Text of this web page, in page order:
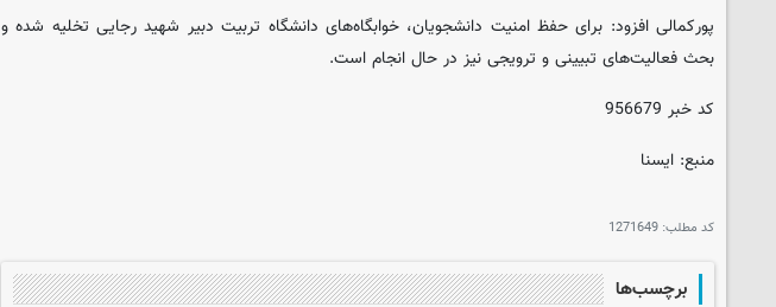
پورکمالی افزود: برای حفظ امنیت دانشجویان، خوابگاه‌های دانشگاه تربیت دبیر شهید رجایی تخلیه شده‌ و
بحث فعالیت‌های تبیینی و ترویجی نیز در حال انجام است.
کد خبر 956679
منبع: ایسنا
کد مطلب: 1271649
برچسب‌ها